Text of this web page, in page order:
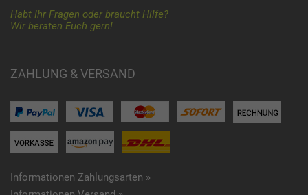
Habt Ihr Fragen oder braucht Hilfe?
Wir beraten Euch gern!
ZAHLUNG & VERSAND
Informationen Zahlungsarten »